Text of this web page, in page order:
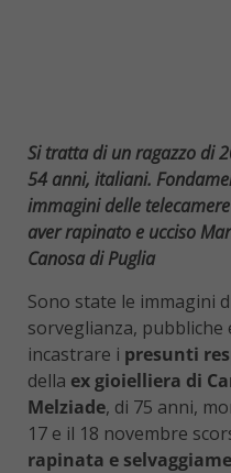
Si tratta di un ragazzo di
54 anni, italiani.
immagini delle
aver rapinato e ucciso
Canosa di Puglia
Sono state le immagini
sorveglianza, pubbliche
incastrare i presunti
della ex gioielliera di
Melziade, di 75 anni,
17 e il 18 novembre
rapinata e